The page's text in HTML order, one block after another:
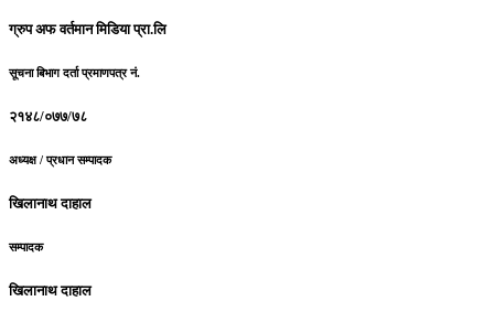
ग्रुप अफ वर्तमान मिडिया प्रा.लि
सूचना बिभाग दर्ता प्रमाणपत्र नं.
२१४८/०७७/७८
अध्यक्ष / प्रधान सम्पादक
खिलानाथ दाहाल
सम्पादक
खिलानाथ दाहाल